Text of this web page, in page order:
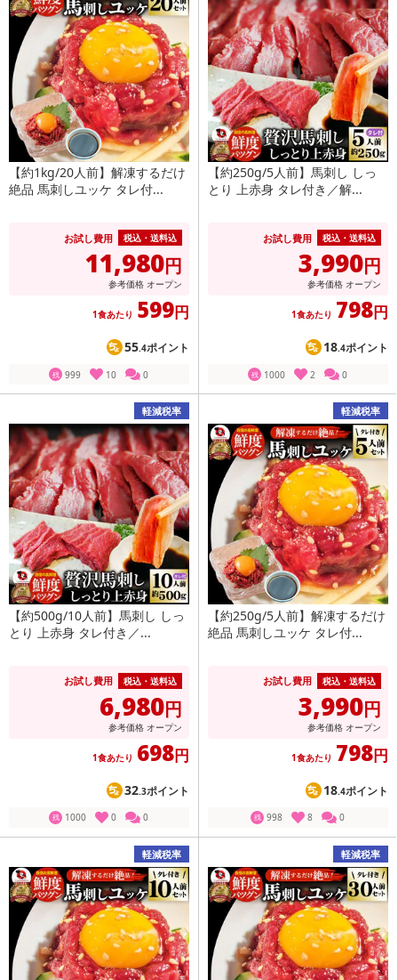
【約1kg/20人前】解凍するだけ
絶品 馬刺しユッケ タレ付...
お試し費用 税込・送料込
11,980円
参考価格 オープン
1食あたり 599円
55.4ポイント
残 999 10 0
【約250g/5人前】馬刺し しっ
とり 上赤身 タレ付き／解...
お試し費用 税込・送料込
3,990円
参考価格 オープン
1食あたり 798円
18.4ポイント
残 1000 2 0
軽減税率
【約500g/10人前】馬刺し しっ
とり 上赤身 タレ付き／...
お試し費用 税込・送料込
6,980円
参考価格 オープン
1食あたり 698円
32.3ポイント
残 1000 0 0
軽減税率
【約250g/5人前】解凍するだけ
絶品 馬刺しユッケ タレ付...
お試し費用 税込・送料込
3,990円
参考価格 オープン
1食あたり 798円
18.4ポイント
残 998 8 0
軽減税率 軽減税率